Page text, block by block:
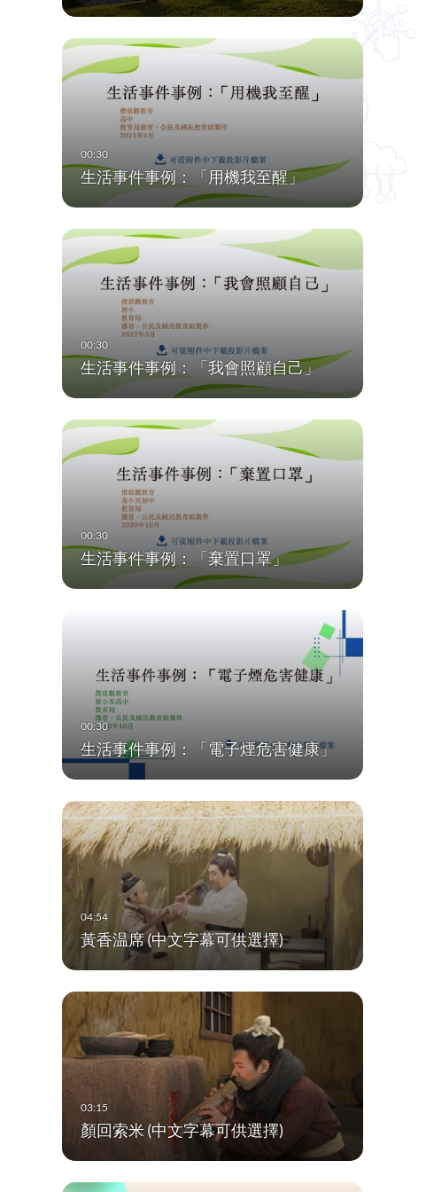
生活事件事例：「用機我至醒」
生活事件事例：「我會照顧自己」
生活事件事例：「棄置口罩」
生活事件事例：「電子煙危害健康」
黃香温席 (中文字幕可供選擇)
顏回索米 (中文字幕可供選擇)